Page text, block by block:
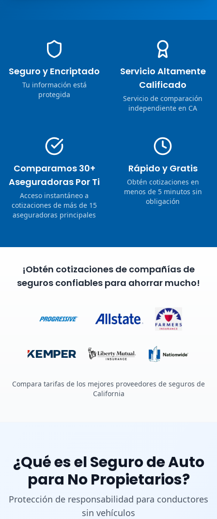
Seguro y Encriptado
Tu información está
protegida
Servicio Altamente
Calificado
Servicio de comparación
independiente en CA
Comparamos 30+
Aseguradoras Por Ti
Acceso instantáneo a
cotizaciones de más de 15
aseguradoras principales
Rápido y Gratis
Obtén cotizaciones en
menos de 5 minutos sin
obligación
¡Obtén cotizaciones de compañías de
seguros confiables para ahorrar mucho!
Compara tarifas de los mejores proveedores de seguros de
California
¿Qué es el Seguro de Auto
para No Propietarios?
Protección de responsabilidad para conductores
sin vehículos